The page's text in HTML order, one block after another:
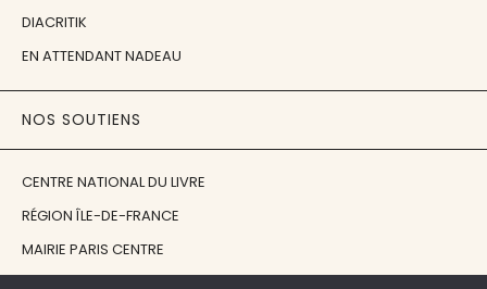
DIACRITIK
EN ATTENDANT NADEAU
NOS SOUTIENS
CENTRE NATIONAL DU LIVRE
RÉGION ÎLE-DE-FRANCE
MAIRIE PARIS CENTRE